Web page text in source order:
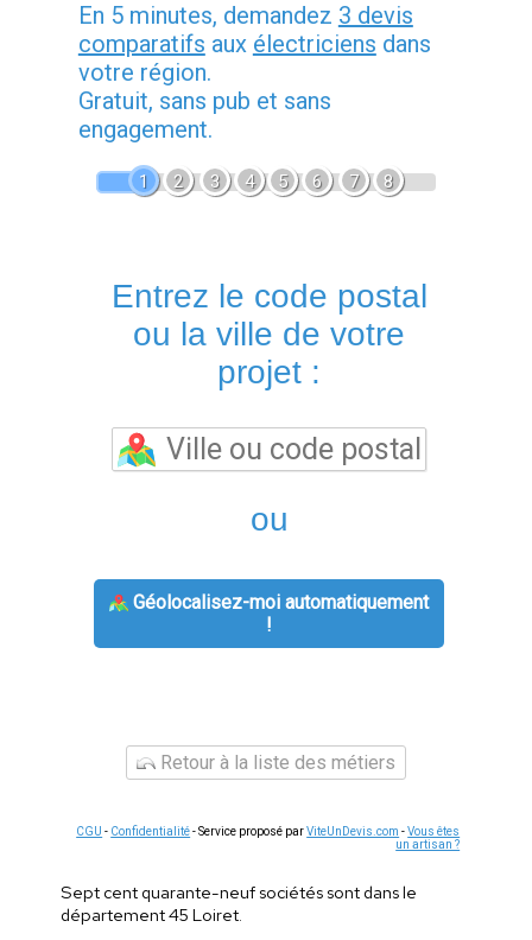
En 5 minutes, demandez 3 devis
comparatifs aux électriciens dans
votre région.
Gratuit, sans pub et sans
engagement.
1 2 3 4 5 6 7 8
Entrez le code postal
ou la ville de votre
projet :
ou
Géolocalisez-moi automatiquement
!
Retour à la liste des métiers
CGU - Confidentialité- Service proposé parViteUnDevis.com -Vous êtes
un artisan ?
Sept cent quarante-neuf sociétés sont dans le
département 45 Loiret.